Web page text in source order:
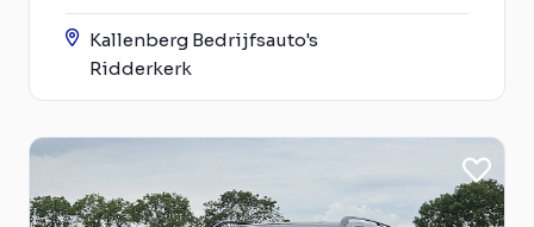
Kallenberg Bedrijfsauto's
Ridderkerk